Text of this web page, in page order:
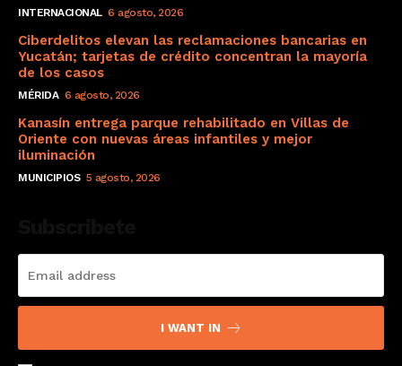
INTERNACIONAL 6 agosto, 2026
Ciberdelitos elevan las reclamaciones bancarias en
Yucatán; tarjetas de crédito concentran la mayoría
de los casos
MÉRIDA 6 agosto, 2026
Kanasín entrega parque rehabilitado en Villas de
Oriente con nuevas áreas infantiles y mejor
iluminación
MUNICIPIOS 5 agosto, 2026
I WANT IN